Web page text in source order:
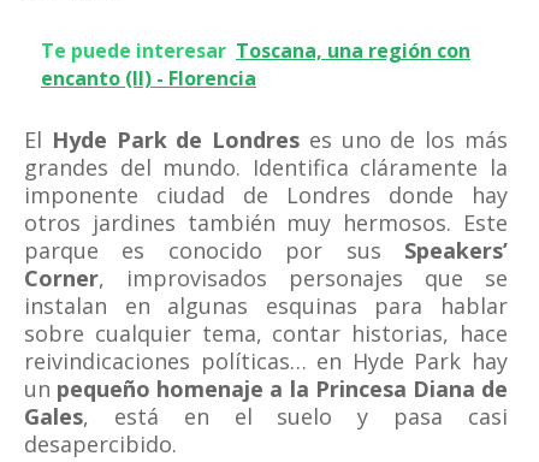
Te puede interesar Toscana, una región con
encanto (II) - Florencia
El Hyde Park de Londres es uno de los más
grandes del mundo. Identifica cláramente la
imponente ciudad de Londres donde hay
otros jardines también muy hermosos. Este
parque es conocido por sus Speakers’
Corner, improvisados personajes que se
instalan en algunas esquinas para hablar
sobre cualquier tema, contar historias, hace
reivindicaciones políticas… en Hyde Park hay
un pequeño homenaje a la Princesa Diana de
Gales, está en el suelo y pasa casi
desapercibido.